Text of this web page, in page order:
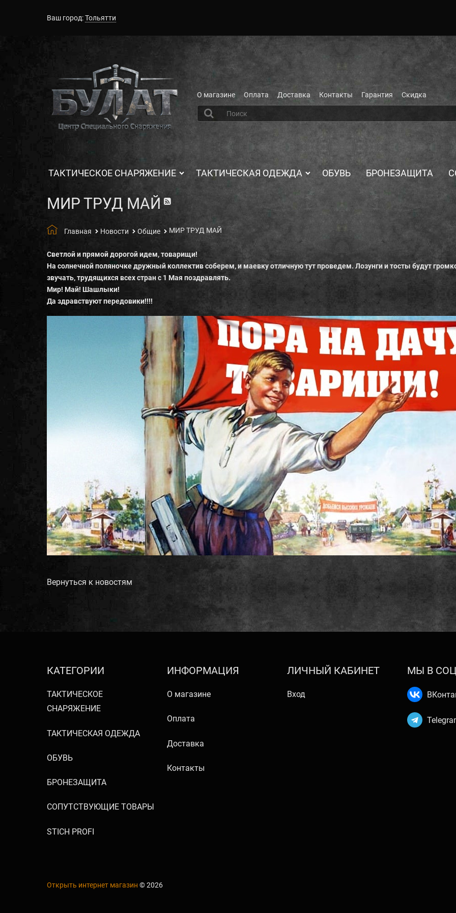
Ваш город:Тольятти
О магазине Оплата Доставка Контакты Гарантия Скидка
ТАКТИЧЕСКОЕ СНАРЯЖЕНИЕ ТАКТИЧЕСКАЯ ОДЕЖДА ОБУВЬ БРОНЕЗАЩИТА
МИР ТРУД МАЙ
Главная Новости Общие МИР ТРУД МАЙ
Светлой и прямой дорогой идем, товарищи!
На солнечной поляночке дружный коллектив соберем, и маевку отличную тут проведем. Лозунги и тосты будут
звучать, трудящихся всех стран с 1 Мая поздравлять.
Мир! Май! Шашлыки!
Да здравствуют передовики!!!!
Вернуться к новостям
КАТЕГОРИИ
ТАКТИЧЕСКОЕ
СНАРЯЖЕНИЕ
ТАКТИЧЕСКАЯ ОДЕЖДА
ОБУВЬ
БРОНЕЗАЩИТА
СОПУТСТВУЮЩИЕ ТОВАРЫ
STICH PROFI
ИНФОРМАЦИЯ
О магазине
Оплата
Доставка
Контакты
ЛИЧНЫЙ КАБИНЕТ
Вход
МЫ В
Открыть интернет магазин © 2026